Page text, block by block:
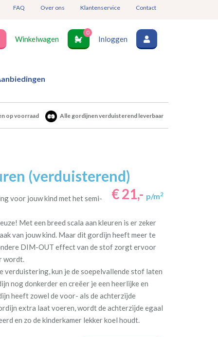
FAQ Over ons Klantenservice Contact
Winkelwagen
0
Inloggen
op voorraad Alle gordijnen verduisterend leverbaar
(verduisterend)
€ 21,- p/m2
voor jouw kind met het semi-
Met een breed scala aan kleuren is er zeker
van jouw kind. Maar dit gordijn heeft meer te
DIM-OUT effect van de stof zorgt ervoor
wordt.
verduistering, kun je de soepelvallende stof laten
nog donkerder en creëer je een heerlijke en
heeft zowel de voor- als de achterzijde
extra laat voeren, wordt de achterzijde egaal
en zo de kinderkamer lekker koel houdt.